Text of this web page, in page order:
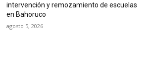
intervención y remozamiento de escuelas
en Bahoruco
agosto 5, 2026